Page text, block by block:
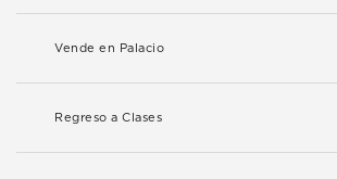
Vende en Palacio
Regreso a Clases